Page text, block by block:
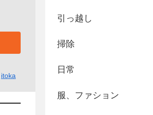
itoka
引っ越し
掃除
日常
服、ファション